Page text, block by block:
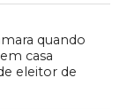
quando
casa
eleitor de